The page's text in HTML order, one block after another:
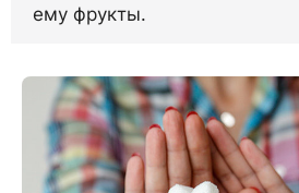
ему фрукты.